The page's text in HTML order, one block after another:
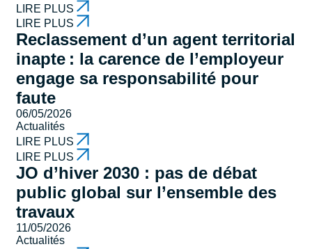
LIRE PLUS
LIRE PLUS
Reclassement d’un agent territorial
inapte : la carence de l’employeur
engage sa responsabilité pour
faute
06/05/2026
Actualités
LIRE PLUS
LIRE PLUS
JO d’hiver 2030 : pas de débat
public global sur l’ensemble des
travaux
11/05/2026
Actualités